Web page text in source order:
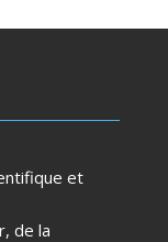
et
de la